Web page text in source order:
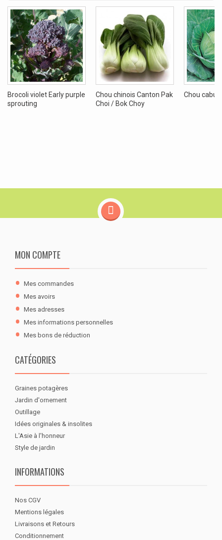
Brocoli violet Early purple
sprouting
Chou chinois Canton Pak
Choi / Bok Choy
Chou
MON COMPTE
Mes commandes
Mes avoirs
Mes adresses
Mes informations personnelles
Mes bons de réduction
CATÉGORIES
Graines potagères
Jardin d'ornement
Outillage
Idées originales & insolites
L'Asie à l'honneur
Style de jardin
INFORMATIONS
Nos CGV
Mentions légales
Livraisons et Retours
Conditionnement